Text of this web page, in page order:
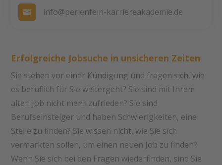
 info@perlenfein-karriereakademie.de
Erfolgreiche Jobsuche in unsicheren Zeiten
Sie stehen vor einer Kündigung und fragen sich, wie
es beruflich für Sie weitergeht? Sie sind mit Ihrem
alten Job nicht mehr zufrieden? Sie sind
Berufseinsteiger und haben Schwierigkeiten, eine
Stelle zu finden? Sie wissen nicht, wie Sie sich
vermarkten sollen, um einen neuen Job zu finden?
Wenn Sie sich bei den Fragen wiederfinden, sind Sie